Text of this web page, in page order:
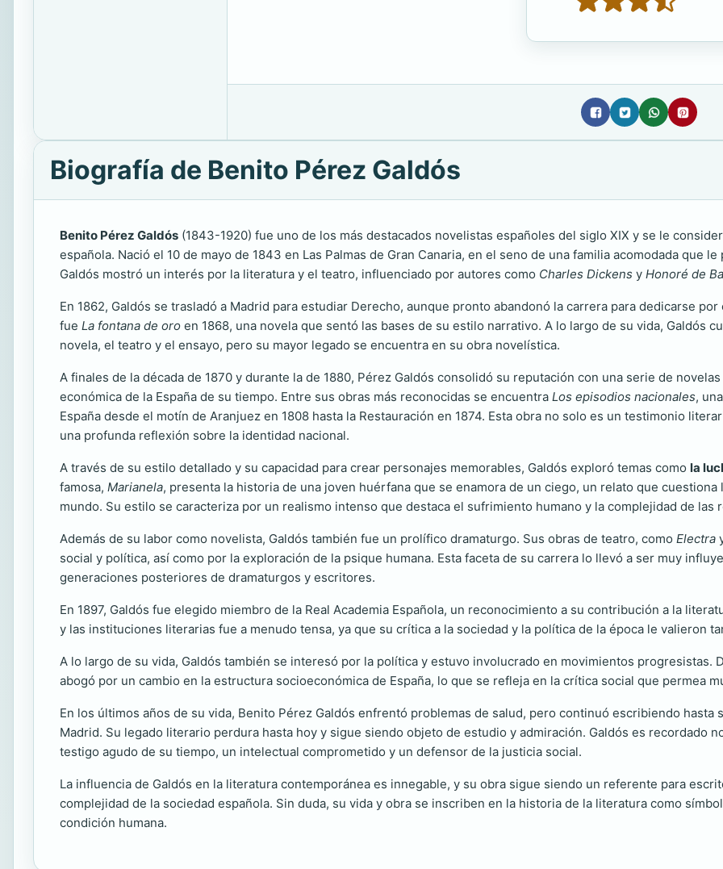
Biografía de Benito Pérez Galdós
Benito Pérez Galdós (1843-1920) fue uno de los más destacados novelistas españoles del siglo XIX y se le
española. Nació el 10 de mayo de 1843 en Las Palmas de Gran Canaria, en el seno de una familia acomodada que
Galdós mostró un interés por la literatura y el teatro, influenciado por autores como Charles Dickens y Honoré de
En 1862, Galdós se trasladó a Madrid para estudiar Derecho, aunque pronto abandonó la carrera para dedicarse
fue La fontana de oro en 1868, una novela que sentó las bases de su estilo narrativo. A lo largo de su vida, Galdós
novela, el teatro y el ensayo, pero su mayor legado se encuentra en su obra novelística.
A finales de la década de 1870 y durante la de 1880, Pérez Galdós consolidó su reputación con una serie de
económica de la España de su tiempo. Entre sus obras más reconocidas se encuentra Los episodios nacionales,
España desde el motín de Aranjuez en 1808 hasta la Restauración en 1874. Esta obra no solo es un testimonio
una profunda reflexión sobre la identidad nacional.
A través de su estilo detallado y su capacidad para crear personajes memorables, Galdós exploró temas como la
famosa, Marianela, presenta la historia de una joven huérfana que se enamora de un ciego, un relato que
mundo. Su estilo se caracteriza por un realismo intenso que destaca el sufrimiento humano y la complejidad de las
Además de su labor como novelista, Galdós también fue un prolífico dramaturgo. Sus obras de teatro, como Electra
social y política, así como por la exploración de la psique humana. Esta faceta de su carrera lo llevó a ser muy
generaciones posteriores de dramaturgos y escritores.
En 1897, Galdós fue elegido miembro de la Real Academia Española, un reconocimiento a su contribución a la
y las instituciones literarias fue a menudo tensa, ya que su crítica a la sociedad y la política de la época le valieron
A lo largo de su vida, Galdós también se interesó por la política y estuvo involucrado en movimientos progresistas.
abogó por un cambio en la estructura socioeconómica de España, lo que se refleja en la crítica social que permea
En los últimos años de su vida, Benito Pérez Galdós enfrentó problemas de salud, pero continuó escribiendo
Madrid. Su legado literario perdura hasta hoy y sigue siendo objeto de estudio y admiración. Galdós es recordado
testigo agudo de su tiempo, un intelectual comprometido y un defensor de la justicia social.
La influencia de Galdós en la literatura contemporánea es innegable, y su obra sigue siendo un referente para
complejidad de la sociedad española. Sin duda, su vida y obra se inscriben en la historia de la literatura como
condición humana.